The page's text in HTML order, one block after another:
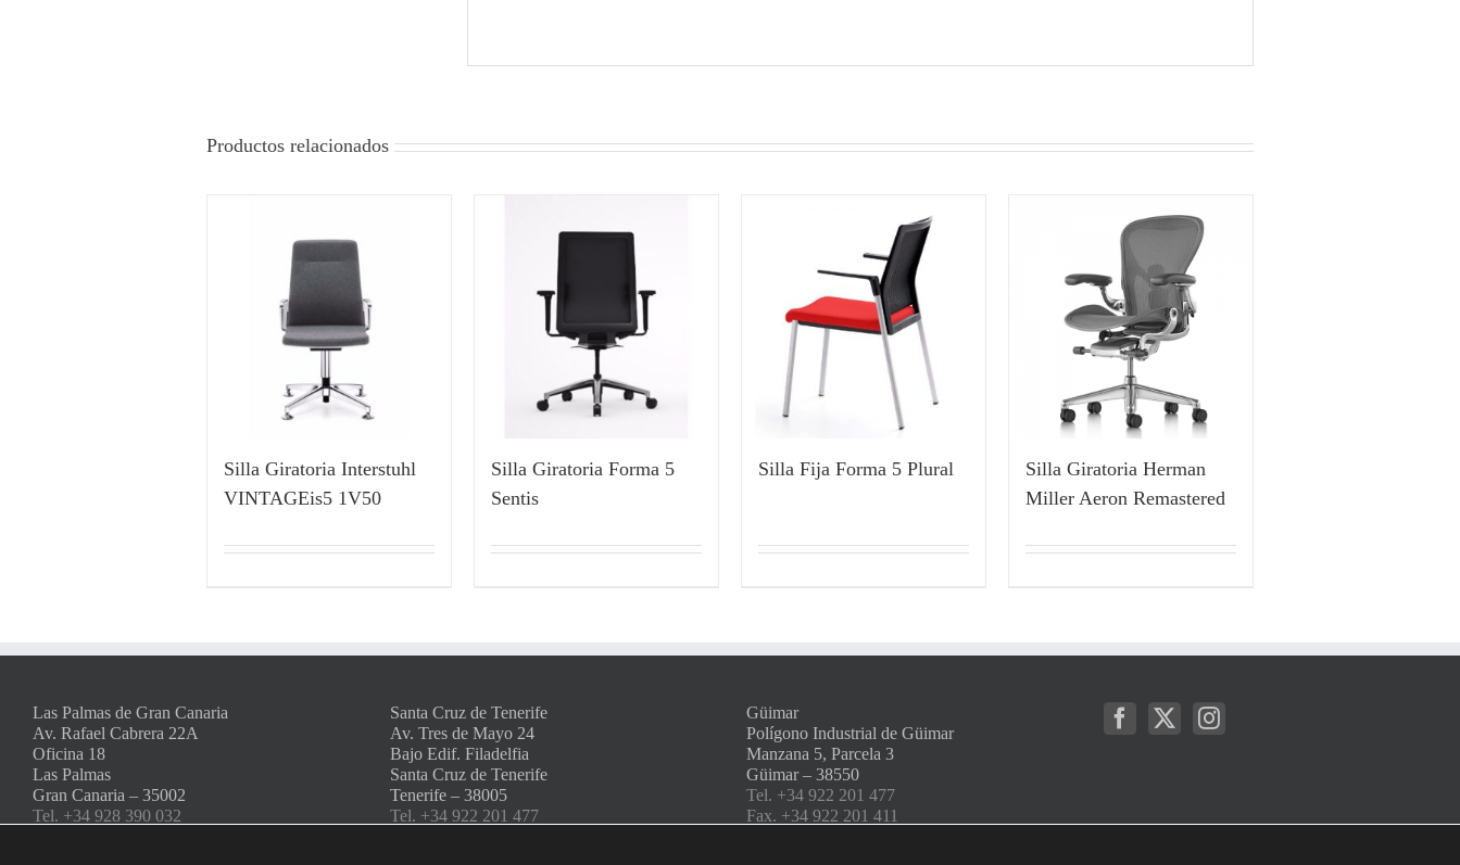
Productos relacionados
Silla Giratoria Interstuhl
VINTAGEis5 1V50
Silla Giratoria Forma 5
Sentis
Silla Fija Forma 5 Plural
Silla Giratoria Herman
Miller Aeron Remastered
Las Palmas de Gran Canaria
Av. Rafael Cabrera 22A
Oficina 18
Las Palmas
Gran Canaria – 35002
Tel. +34 928 390 032
Santa Cruz de Tenerife
Av. Tres de Mayo 24
Bajo Edif. Filadelfia
Santa Cruz de Tenerife
Tenerife – 38005
Tel. +34 922 201 477
Güimar
Polígono Industrial de Güimar
Manzana 5, Parcela 3
Güimar – 38550
Tel. +34 922 201 477
Fax. +34 922 201 411